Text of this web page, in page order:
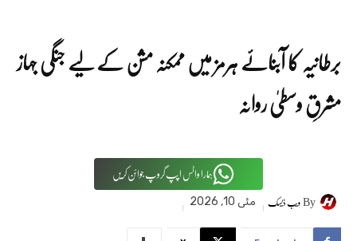
برطانیہ کا آبنائے ہرمز میں ممکنہ مشن کے لیے جنگی جہاز
مشرقِ وسطیٰ روانہ
ہمارا واٹس اپپ گروپ جوائن کریں
Byویب ڈیسک مئی 10, 2026